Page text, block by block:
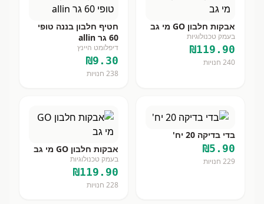
אבקות חלבון GO מי גב
בעמק טכנולוגיות
₪119.90
240 חנויות
חטיף חלבון בננה טופי
60 גר allin
דיפלומט היינץ
₪9.30
238 חנויות
בדי בדיקה 20 יח'
₪5.90
229 חנויות
אבקות חלבון GO מי גב
בעמק טכנולוגיות
₪119.90
228 חנויות